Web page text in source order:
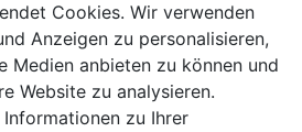
Cookies. Wir verwenden
Anzeigen zu personalisieren,
Medien anbieten zu können und
Website zu analysieren.
zu Ihrer